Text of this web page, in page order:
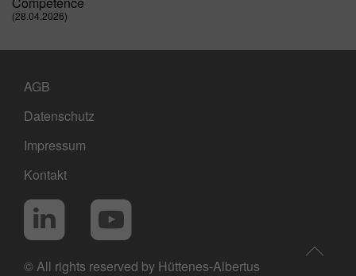
(28.04.2026)
AGB
Datenschutz
Impressum
Kontakt
Social MediaLinkedIn
© All rights reserved by Hüttenes-Albertus